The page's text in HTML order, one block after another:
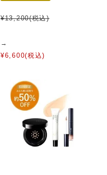
¥13,200(税込)
→
¥6,600(税込)